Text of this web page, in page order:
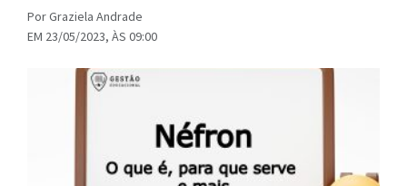
Por Graziela Andrade
EM 23/05/2023, ÀS 09:00